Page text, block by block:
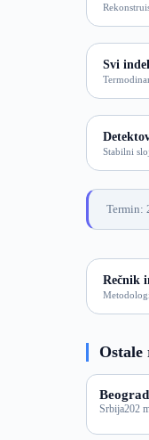
Svi
Stabilni
Termin:
Rečnik
Ostale
Srbija202